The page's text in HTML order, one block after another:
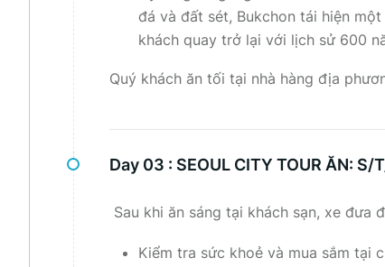
đá và đất sét, Bukchon tái hiện
khách quay trở lại với lịch sử 600
Quý khách ăn tối tại nhà hàng địa
Day 03 : SEOUL CITY TOUR ĂN: S/
Sau khi ăn sáng tại khách sạn, xe đưa
Kiểm tra sức khoẻ và mua sắm tại